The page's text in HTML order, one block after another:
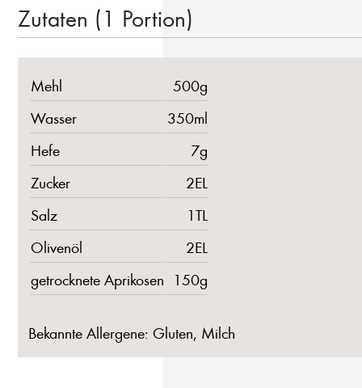
Zutaten (1 Portion)
Mehl
500g
Wasser
350ml
Hefe
7g
Zucker
2EL
Salz
1TL
Olivenöl
2EL
getrocknete Aprikosen 150g
Bekannte Allergene: Gluten, Milch